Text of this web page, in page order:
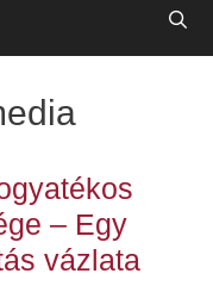
– Egy
vázlata